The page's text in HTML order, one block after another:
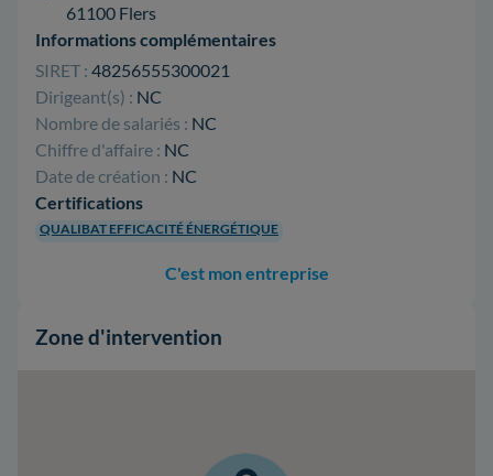
61100 Flers
Informations complémentaires
SIRET : 48256555300021
Dirigeant(s) : NC
Nombre de salariés : NC
Chiffre d'affaire : NC
Date de création : NC
Certifications
QUALIBAT EFFICACITÉ ÉNERGÉTIQUE
C'est mon entreprise
Zone d'intervention